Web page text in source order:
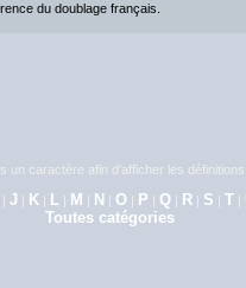
du doublage français.
un caractère afin d'afficher les
|J | K | L | M | N | O | P | Q | R | S | T |
Toutes catégories